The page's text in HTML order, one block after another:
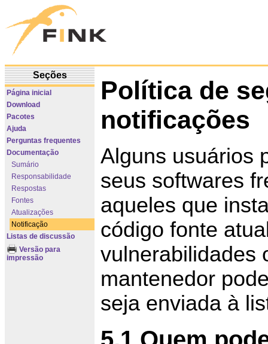
Seções
Página inicial
Download
Pacotes
Ajuda
Perguntas frequentes
Documentação
Sumário
Responsabilidade
Respostas
Fontes
Atualizações
Notificação
Listas de discussão
Versão para
impressão
Política de
notificações
Alguns usuários
seus softwares
aqueles que
código fonte
vulnerabilidades
mantenedor
seja enviada à